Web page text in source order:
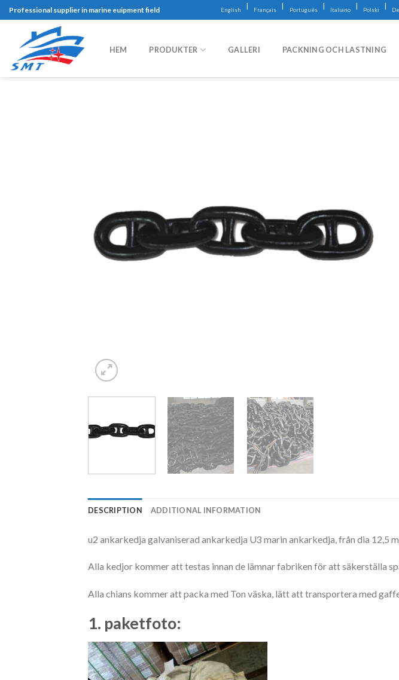
Skip
to
content
Professional supplier in marine euipment field English | Français | Português | Italiano | Polski |
HEM PRODUKTER GALLERI PACKNING OCH LASTNING
DESCRIPTION ADDITIONAL INFORMATION
u2 ankarkedja galvaniserad ankarkedja U3 marin ankarkedja, från dia 12,5
Alla kedjor kommer att testas innan de lämnar fabriken för att säkerställa
Alla chians kommer att packa med Ton väska, lätt att transportera med
1. paketfoto: